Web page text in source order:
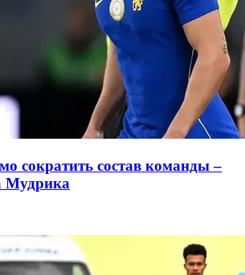
сократить состав команды –
Мудрика